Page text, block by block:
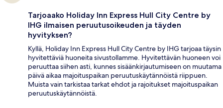
Tarjoaako Holiday Inn Express Hull City Centre by
IHG ilmaisen peruutusoikeuden ja täyden
hyvityksen?
Kyllä, Holiday Inn Express Hull City Centre by IHG tarjoaa täysin
hyvitettäviä huoneita sivustollamme. Hyvitettävän huoneen voi
peruuttaa siihen asti, kunnes sisäänkirjautumiseen on muutama
päivä aikaa majoituspaikan peruutuskäytännöistä riippuen.
Muista vain tarkistaa tarkat ehdot ja rajoitukset majoituspaikan
peruutuskäytännöistä.